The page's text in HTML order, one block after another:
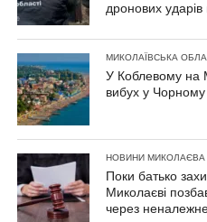
дронових ударів
МИКОЛАЇВСЬКА
У Коблевому на
вибух у Чорному
НОВИНИ МИКОЛАЄВА
Поки батько
Миколаєві
через